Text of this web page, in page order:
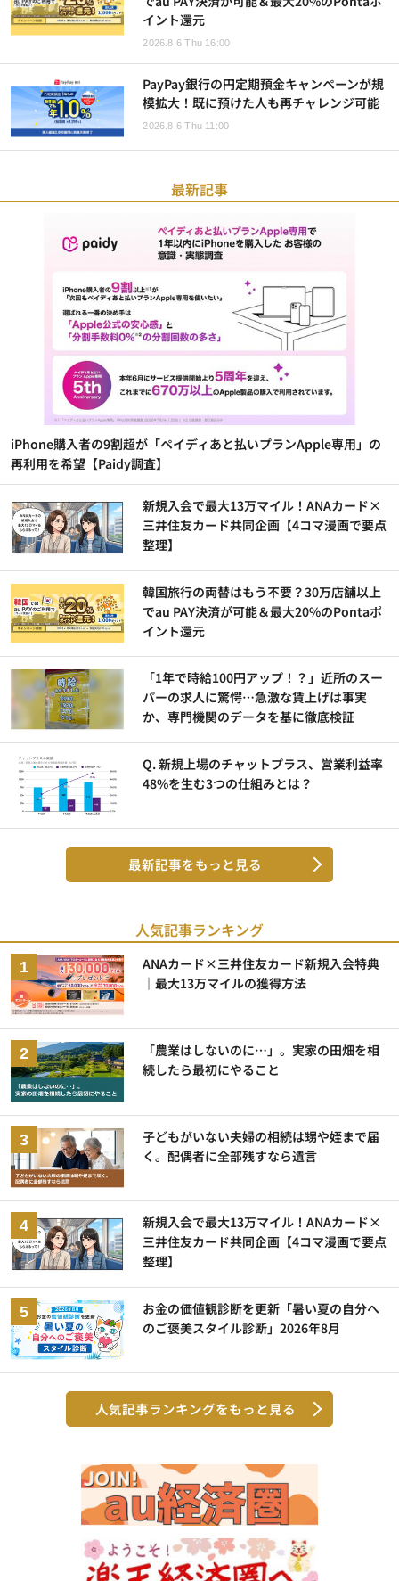
イント還元
2026.8.6 Thu 16:00
PayPay銀行の円定期預金キャンペーンが規
模拡大！既に預けた人も再チャレンジ可能
2026.8.6 Thu 11:00
最新記事
iPhone購入者の9割超が「ペイディあと払いプランApple専用」の
再利用を希望【Paidy調査】
新規入会で最大13万マイル！ANAカード×
三井住友カード共同企画【4コマ漫画で要点
整理】
韓国旅行の両替はもう不要？30万店舗以上
でau PAY決済が可能＆最大20%のPontaポ
イント還元
「1年で時給100円アップ！？」近所のスー
パーの求人に驚愕…急激な賃上げは事実
か、専門機関のデータを基に徹底検証
Q. 新規上場のチャットプラス、営業利益率
48%を生む3つの仕組みとは？
最新記事をもっと見る
人気記事ランキング
ANAカード×三井住友カード新規入会特典
｜最大13万マイルの獲得方法
「農業はしないのに…」。実家の田畑を相
続したら最初にやること
子どもがいない夫婦の相続は甥や姪まで届
く。配偶者に全部残すなら遺言
新規入会で最大13万マイル！ANAカード×
三井住友カード共同企画【4コマ漫画で要点
整理】
お金の価値観診断を更新「暑い夏の自分へ
のご褒美スタイル診断」2026年8月
人気記事ランキングをもっと見る